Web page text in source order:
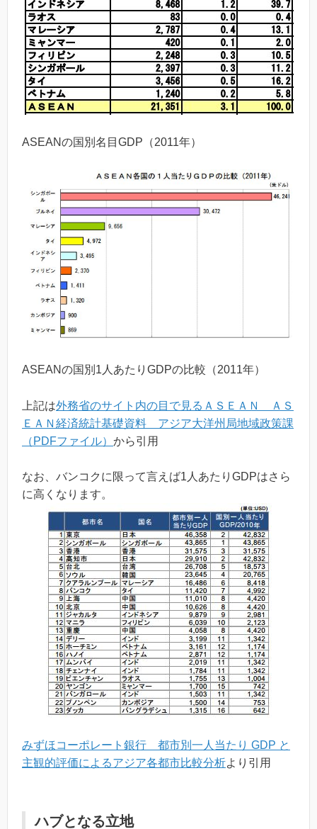
ASEANの国別名目GDP（2011年）
ASEANの国別1人あたりGDPの比較（2011年）
上記は外務省のサイト内の目で見るＡＳＥＡＮ ＡＳ
ＥＡＮ経済統計基礎資料 アジア大洋州局地域政策課
（PDFファイル） から引用
なお、バンコクに限って言えば1人あたりGDPはさら
に高くなります。
みずほコーポレート銀行 都市別一人当たり GDP と
主観的評価によるアジア各都市比較分析より引用
ハブとなる立地